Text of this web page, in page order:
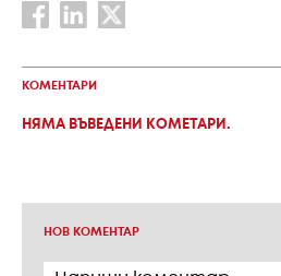
КОМЕНТАРИ
НЯМА ВЪВЕДЕНИ КОМЕТАРИ.
НОВ КОМЕНТАР